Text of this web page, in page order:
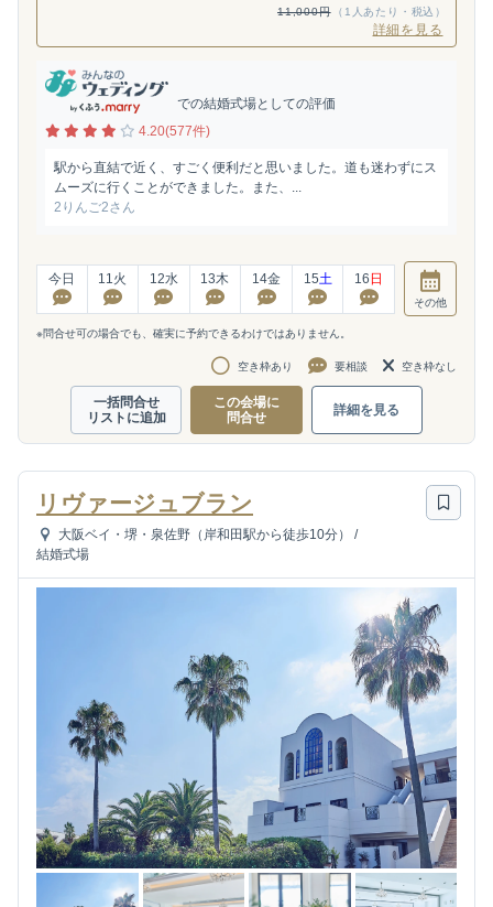
11,000円
（1人あたり・税込）
詳細を見る
での結婚式場としての評価
4.20(577件)
駅から直結で近く、すごく便利だと思いました。道も迷わずにス
ムーズに行くことができました。また、...
2りんご2さん
今日 11 火 12水 13木 14金 15土 16 日
その他
※問合せ可の場合でも、確実に予約できるわけではありません。
空き枠あり 要相談 空き枠なし
一括問合せ
リストに追加
この会場に
問合せ
詳細を見る
リヴァージュブラン
大阪ベイ・堺・泉佐野（岸和田駅から徒歩10分）
/
結婚式場